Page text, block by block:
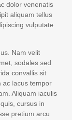
dolor venenatis
aliquam tellus
vulputate
Nam velit
sodales sed
convallis sit
ac lacus tempor
Aliquam iaculis
cursus in
pretium arcu